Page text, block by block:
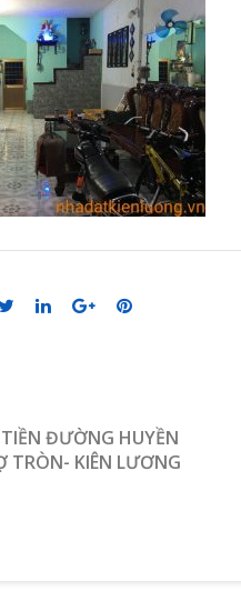
ĐƯỜNG HUYỀN
TRÒN- KIÊN LƯƠNG